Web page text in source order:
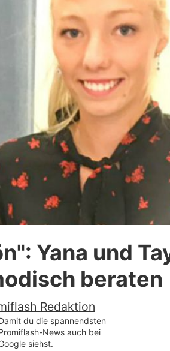
Familie & Liebe
Promiflash Exklusiv
Alle Themen auf
Jobs
App runterladen
Team
Redaktionelle Richtlinien
Impressum
Datenschutzerklärung
Nutzungsbedingungen
Utiq verwalten
Yana und
beraten
Redaktion
du die spannendsten
News auch bei
siehst.